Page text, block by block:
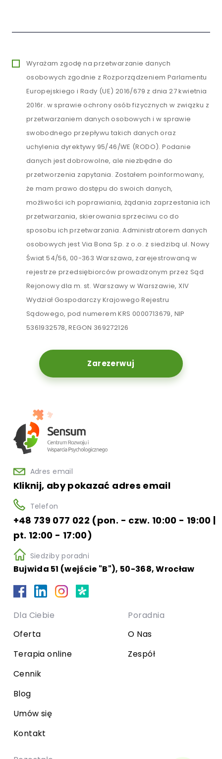
Wyrażam zgodę na przetwarzanie danych
osobowych zgodnie z Rozporządzeniem Parlamentu
Europejskiego i Rady (UE) 2016/679 z dnia 27 kwietnia
2016r. w sprawie ochrony osób fizycznych w związku z
przetwarzaniem danych osobowych i w sprawie
swobodnego przepływu takich danych oraz
uchylenia dyrektywy 95/46/WE (RODO). Podanie
danych jest dobrowolne, ale niezbędne do
przetworzenia zapytania. Zostałem poinformowany,
że mam prawo dostępu do swoich danych,
możliwości ich poprawiania, żądania zaprzestania ich
przetwarzania, skierowania sprzeciwu co do
sposobu ich przetwarzania. Administratorem danych
osobowych jest Via Bona Sp. z o.o. z siedzibą ul. Nowy
Świat 54/56, 00-363 Warszawa, zarejestrowaną w
rejestrze przedsiębiorców prowadzonym przez Sąd
Rejonowy dla m. st. Warszawy w Warszawie, XIV
Wydział Gospodarczy Krajowego Rejestru
Sądowego, pod numerem KRS 0000713679, NIP
5361932578, REGON 369272126
Zarezerwuj
Adres email
Kliknij, aby pokazać adres email
Telefon
+48 739 077 022 (pon. - czw. 10:00 - 19:00 |
pt. 12:00 - 17:00)
Siedziby poradni
Bujwida 51 (wejście "B"), 50-368, Wrocław
Dla Ciebie
Oferta
Terapia online
Cennik
Blog
Umów się
Kontakt
Poradnia
O Nas
Zespół